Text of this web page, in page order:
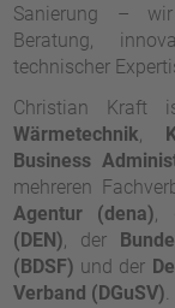
Sanierung –
Beratung,
technischer
Christian Kraft
Wärmetechnik,
Business
mehreren
Agentur (dena),
(DEN), der
(BDSF) und der
Verband (DGuSV).